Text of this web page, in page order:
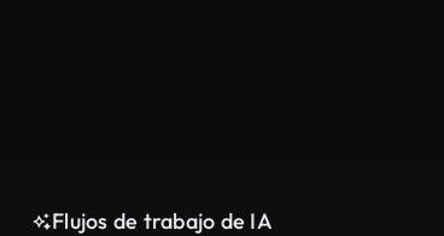
Flujos de trabajo de IA